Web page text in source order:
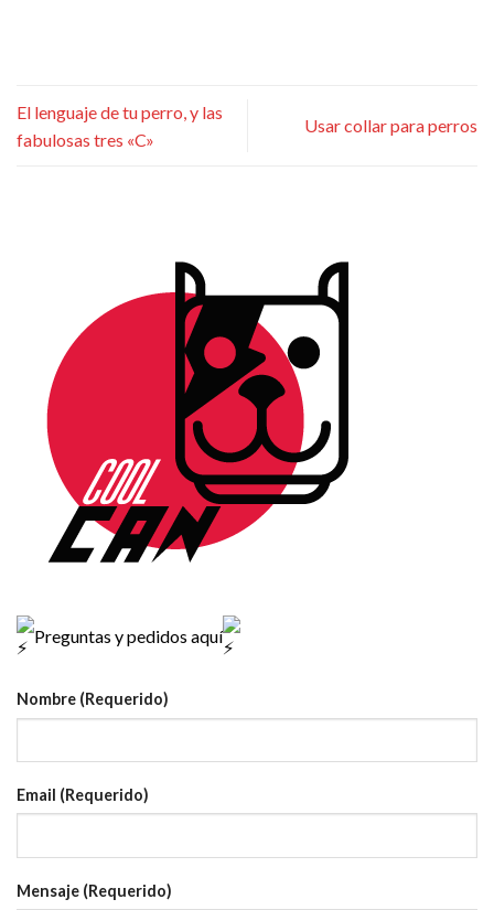
El lenguaje de tu perro, y las
fabulosas tres «C»
Usar collar para perros
Preguntas y pedidos aquí
Nombre (Requerido)
Email (Requerido)
Mensaje (Requerido)